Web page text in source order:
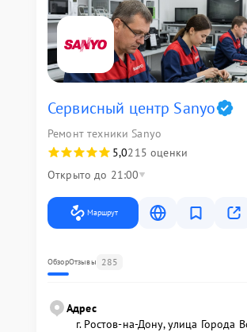
Сервисный центр Sanyo
Ремонт техники Sanyo
5,0215 оценки
Открыто до 21:00
Маршрут
ОбзорОтзывы 285
Адрес
г. Ростов-на-Дону, улица Города